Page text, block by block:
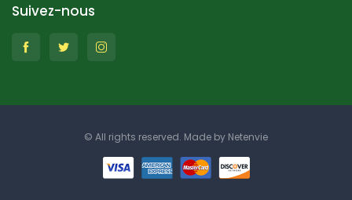
Suivez-nous
© All rights reserved. Made by Netenvie